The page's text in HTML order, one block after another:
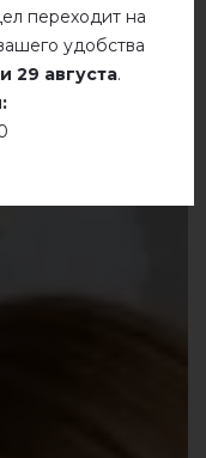
переходит на
удобства
29 августа.